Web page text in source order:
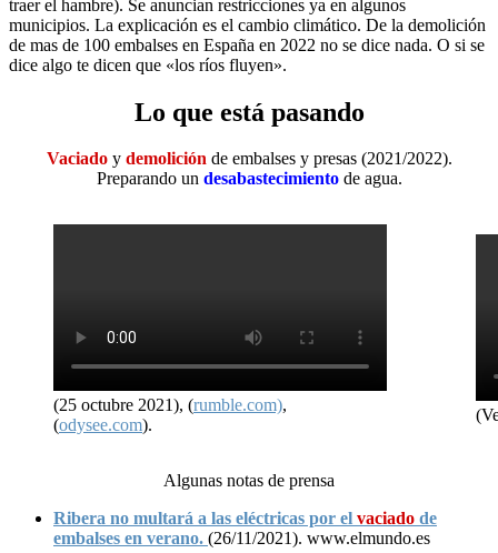
traer el hambre). Se anuncian restricciones ya en algunos
municipios. La explicación es el cambio climático. De la demolición
de mas de 100 embalses en España en 2022 no se dice nada. O si se
dice algo te dicen que «los ríos fluyen».
Lo que está pasando
Vaciado y demolición de embalses y presas (2021/2022).
Preparando un desabastecimiento de agua.
(25 octubre 2021), (rumble.com),
(odysee.com).
Algunas notas de prensa
Ribera no multará a las eléctricas por el vaciado de
embalses en verano. (26/11/2021). www.elmundo.es